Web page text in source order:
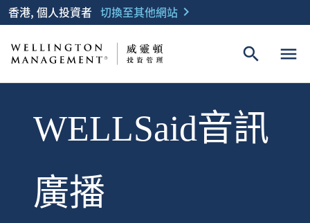
香港, 個人投資者 切換至其他網站 chevron_right
menu
search
WELLSaid音訊
廣播